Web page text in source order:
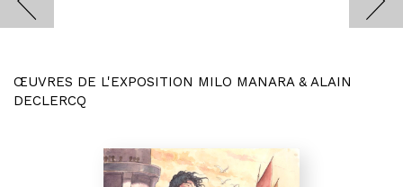
ŒUVRES DE L'EXPOSITION MILO MANARA & ALAIN
DECLERCQ